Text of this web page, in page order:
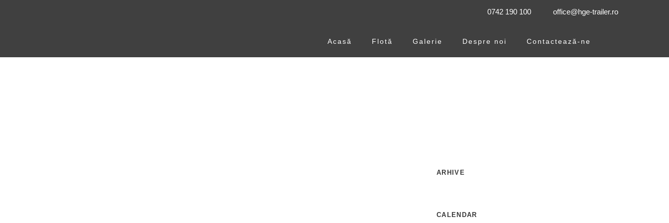
0742 190 100 office@hge-trailer.ro
Acasă Flotă Galerie Despre noi Contactează-ne
ARHIVE
CALENDAR